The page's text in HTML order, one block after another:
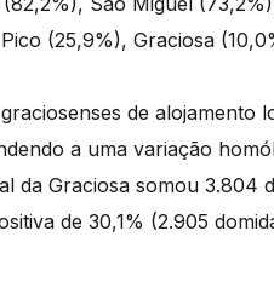
(25,9%), Graciosa
de alojamento
a uma variação
da Graciosa somou 3.804
de 30,1% (2.905